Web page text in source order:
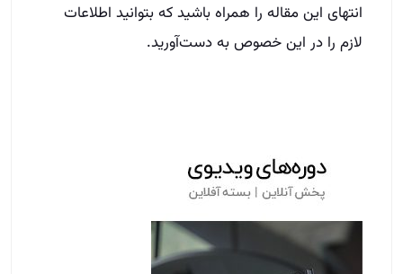
انتهای این مقاله را همراه باشید که بتوانید اطلاعات
لازم را در این خصوص به دست‌آورید.